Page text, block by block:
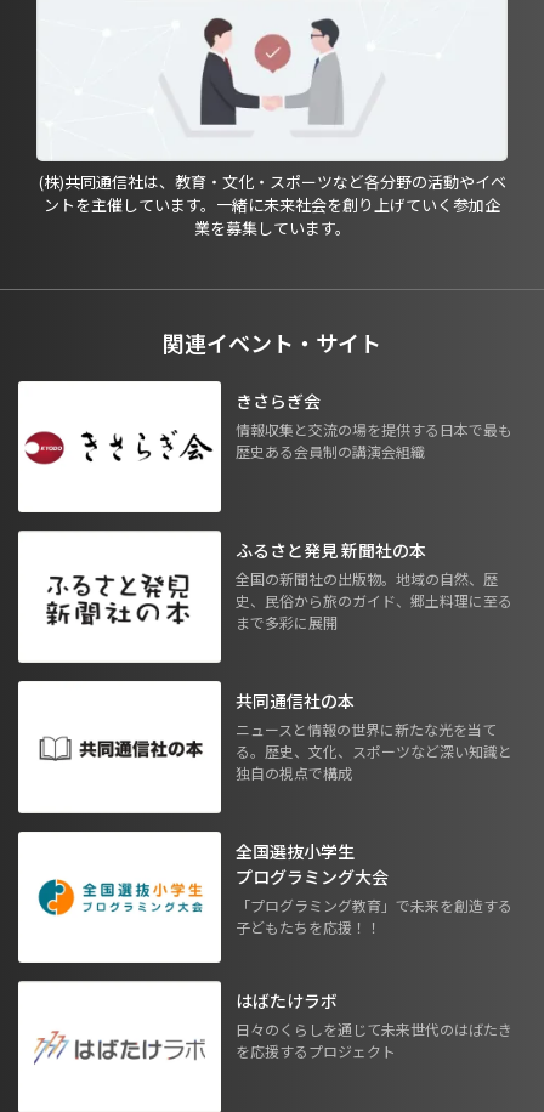
(株)共同通信社は、教育・文化・スポーツなど各分野の活動やイベ
ントを主催しています。一緒に未来社会を創り上げていく参加企
業を募集しています。
関連イベント・サイト
きさらぎ会
情報収集と交流の場を提供する日本で最も
歴史ある会員制の講演会組織
ふるさと発見 新聞社の本
全国の新聞社の出版物。地域の自然、歴
史、民俗から旅のガイド、郷土料理に至る
まで多彩に展開
共同通信社の本
ニュースと情報の世界に新たな光を当て
る。歴史、文化、スポーツなど深い知識と
独自の視点で構成
全国選抜小学生
プログラミング大会
「プログラミング教育」で未来を創造する
子どもたちを応援！！
はばたけラボ
日々のくらしを通じて未来世代のはばたき
を応援するプロジェクト